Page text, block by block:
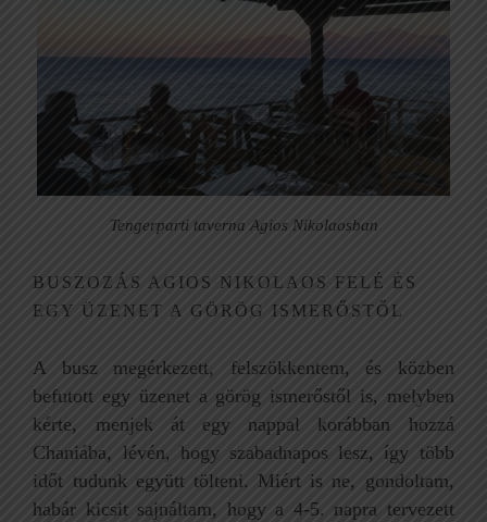
Tengerparti taverna Agios Nikolaosban
BUSZOZÁS AGIOS NIKOLAOS FELÉ ÉS
EGY ÜZENET A GÖRÖG ISMERŐSTŐL
A busz megérkezett, felszökkentem, és közben
befutott egy üzenet a görög ismerőstől is, melyben
kérte, menjek át egy nappal korábban hozzá
Chaniába, lévén, hogy szabadnapos lesz, így több
időt tudunk együtt tölteni. Miért is ne, gondoltam,
habár kicsit sajnáltam, hogy a 4-5. napra tervezett